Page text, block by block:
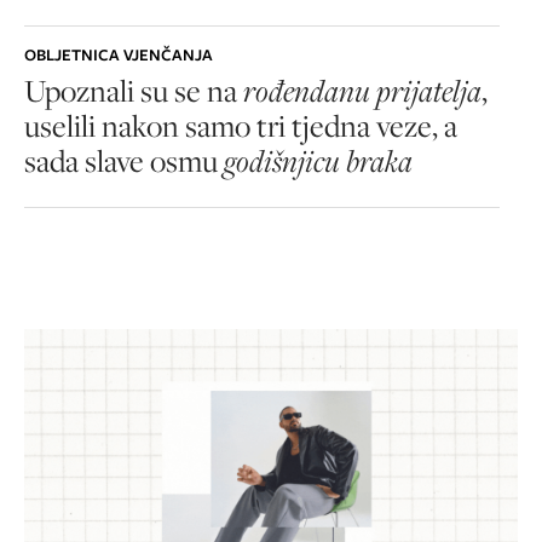
OBLJETNICA VJENČANJA
Upoznali su se narođendanu prijatelja,
uselili nakon samo tri tjedna veze, a
sada slave osmugodišnjicu braka